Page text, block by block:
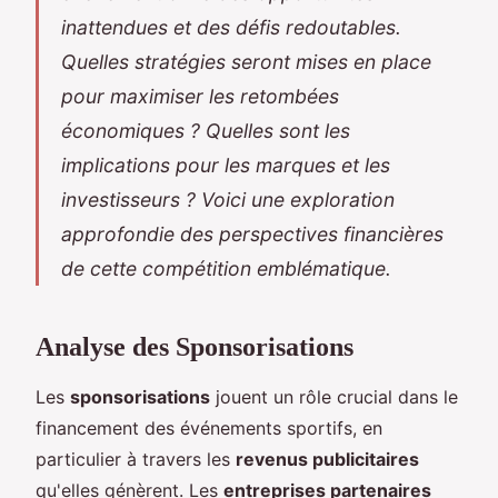
inattendues et des défis redoutables.
Quelles stratégies seront mises en place
pour maximiser les retombées
économiques ? Quelles sont les
implications pour les marques et les
investisseurs ? Voici une exploration
approfondie des perspectives financières
de cette compétition emblématique.
Analyse des Sponsorisations
Les sponsorisations jouent un rôle crucial dans le
financement des événements sportifs, en
particulier à travers les revenus publicitaires
qu'elles génèrent. Les entreprises partenaires